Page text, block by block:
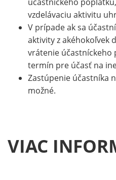
vzdelávaciu aktivitu
V prípade ak sa
aktivity z akéhokoľvek
vrátenie účastníckeho
termín pre účasť na
Zastúpenie účastníka
možné.
VIAC